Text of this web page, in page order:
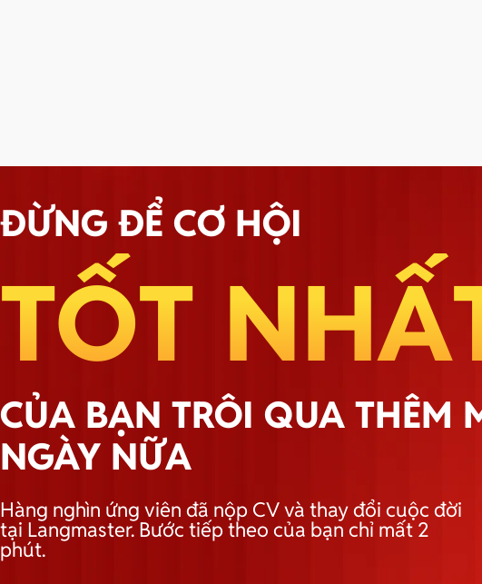
ĐỪNG ĐỂ CƠ HỘI
TỐT
CỦA BẠN TRÔI QUA THÊM
NGÀY NỮA
Hàng nghìn ứng viên đã nộp CV và thay đổi cuộc đời
tại Langmaster. Bước tiếp theo của bạn chỉ mất 2
phút.